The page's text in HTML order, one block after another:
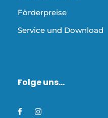
Förderpreise
Service und Download
Folge uns…